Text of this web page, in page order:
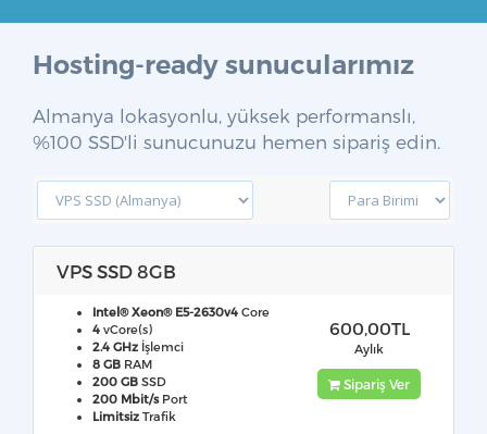
Hosting-ready sunucularımız
Almanya lokasyonlu, yüksek performanslı,
%100 SSD'li sunucunuzu hemen sipariş edin.
VPS SSD 8GB
Intel® Xeon® E5-2630v4 Core
4 vCore(s)
2.4 GHz İşlemci
8 GB RAM
200 GB SSD
200 Mbit/sPort
Limitsiz Trafik
600,00TL
Aylık
Sipariş Ver